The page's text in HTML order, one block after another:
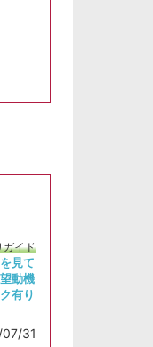
ガイド
見て
動機
有り
31